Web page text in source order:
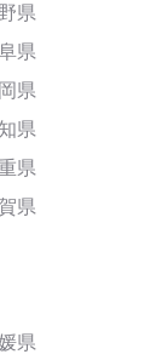
県
県
県
県
県
県
県